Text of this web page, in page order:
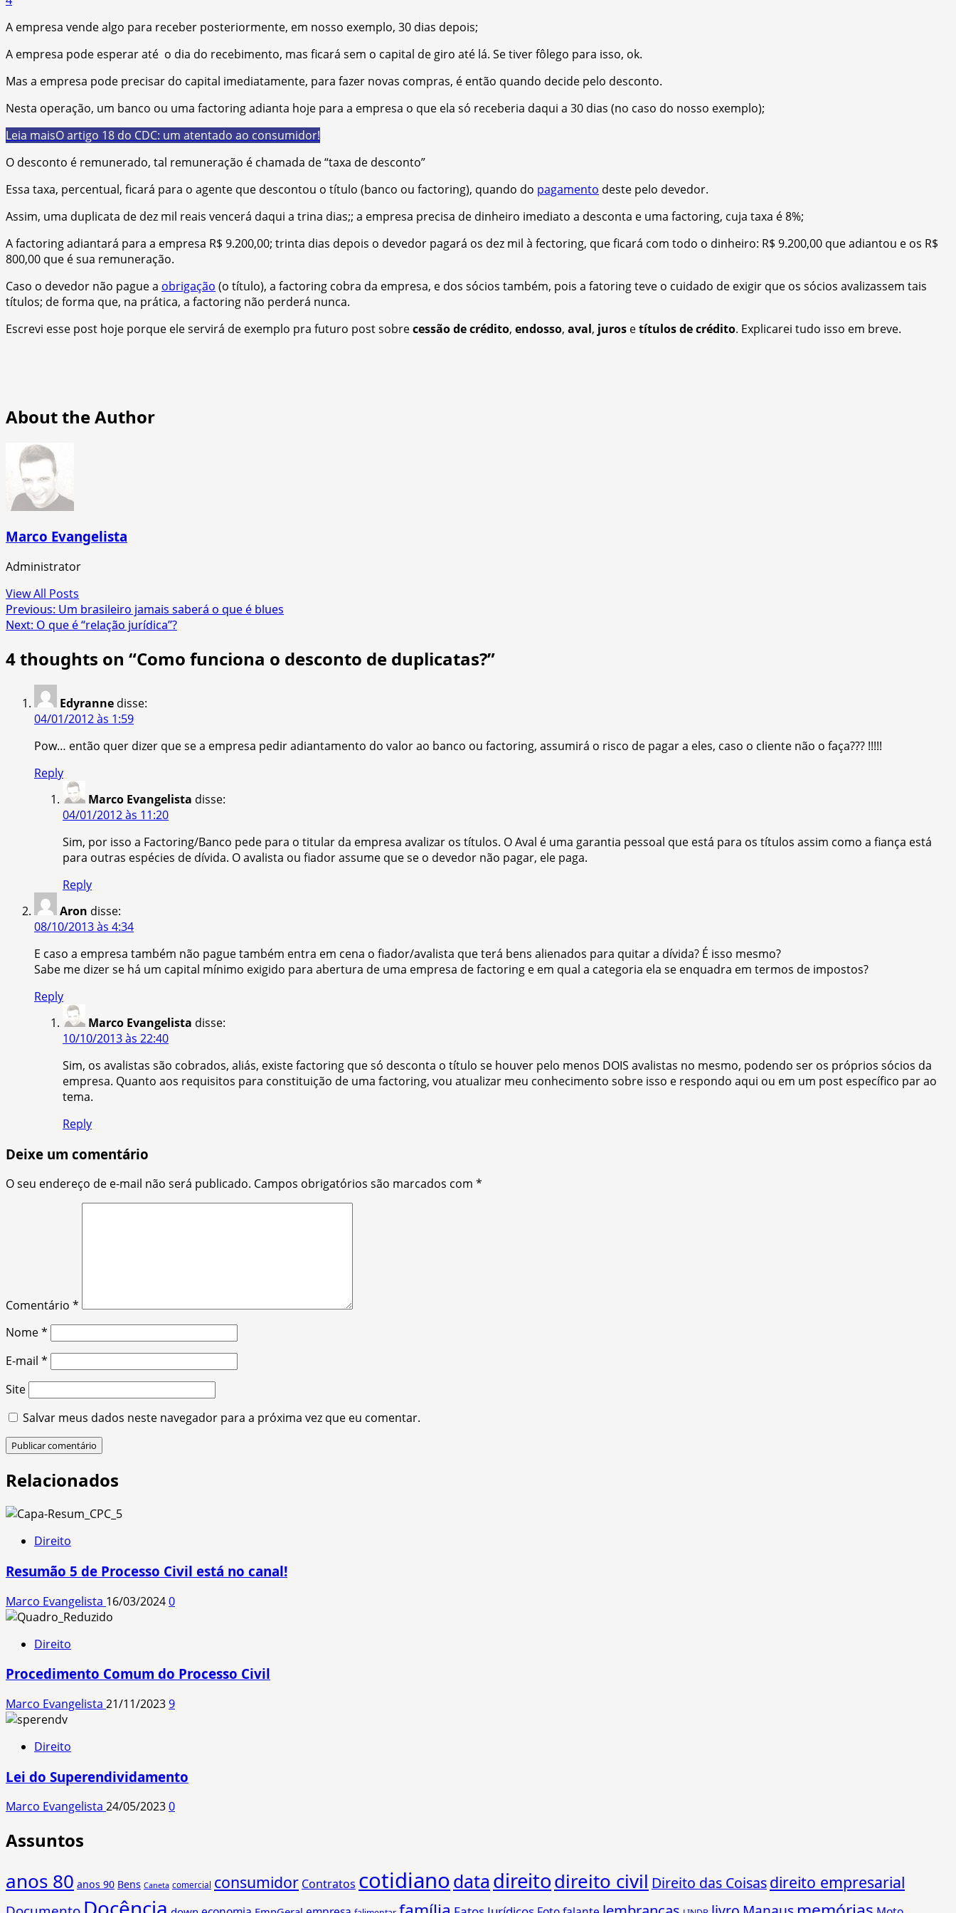
A empresa vende algo para receber posteriormente, em nosso exemplo, 30 dias depois;
A empresa pode esperar até o dia do recebimento, mas ficará sem o capital de giro até lá. Se tiver fôlego para isso, ok.
Mas a empresa pode precisar do capital imediatamente, para fazer novas compras, é então quando decide pelo desconto.
Nesta operação, um banco ou uma factoring adianta hoje para a empresa o que ela só receberia daqui a 30 dias (no caso do nosso exemplo);
Leia maisO artigo 18 do CDC: um atentado ao consumidor!
O desconto é remunerado, tal remuneração é chamada de “taxa de desconto”
Essa taxa, percentual, ficará para o agente que descontou o título (banco ou factoring), quando do pagamento deste pelo devedor.
Assim, uma duplicata de dez mil reais vencerá daqui a trina dias;; a empresa precisa de dinheiro imediato a desconta e uma factoring, cuja taxa é 8%;
A factoring adiantará para a empresa R$ 9.200,00; trinta dias depois o devedor pagará os dez mil à fectoring, que ficará com todo o dinheiro: R$ 9.200,00 que adiantou e os R$
800,00 que é sua remuneração.
Caso o devedor não pague a obrigação (o título), a factoring cobra da empresa, e dos sócios também, pois a fatoring teve o cuidado de exigir que os sócios avalizassem tais
títulos; de forma que, na prática, a factoring não perderá nunca.
Escrevi esse post hoje porque ele servirá de exemplo pra futuro post sobrecessão de crédito, endosso, aval, juros etítulos de crédito. Explicarei tudo isso em breve.
About the Author
Marco Evangelista
Administrator
View All Posts
Post
navigation
Previous: Um brasileiro jamais saberá o que é blues
Next: O que é “relação jurídica”?
4 thoughts on “Como funciona o desconto de duplicatas?”
Edyranne disse:
04/01/2012 às 1:59
Pow… então quer dizer que se a empresa pedir adiantamento do valor ao banco ou factoring, assumirá o risco de pagar a eles, caso o cliente não o faça??? !!!!!
Reply
Marco Evangelista disse:
04/01/2012 às 11:20
Sim, por isso a Factoring/Banco pede para o titular da empresa avalizar os títulos. O Aval é uma garantia pessoal que está para os títulos assim como a fiança está
para outras espécies de dívida. O avalista ou fiador assume que se o devedor não pagar, ele paga.
Reply
Aron disse:
08/10/2013 às 4:34
E caso a empresa também não pague também entra em cena o fiador/avalista que terá bens alienados para quitar a dívida? É isso mesmo?
Sabe me dizer se há um capital mínimo exigido para abertura de uma empresa de factoring e em qual a categoria ela se enquadra em termos de impostos?
Reply
Marco Evangelista disse:
10/10/2013 às 22:40
Sim, os avalistas são cobrados, aliás, existe factoring que só desconta o título se houver pelo menos DOIS avalistas no mesmo, podendo ser os próprios sócios da
empresa. Quanto aos requisitos para constituição de uma factoring, vou atualizar meu conhecimento sobre isso e respondo aqui ou em um post específico par ao
tema.
Reply
Deixe um comentário
O seu endereço de e-mail não será publicado. Campos obrigatórios são marcados com *
Comentário *
Nome*
E-mail *
Site
Salvar meus dados neste navegador para a próxima vez que eu comentar.
Relacionados
Direito
Resumão 5 de Processo Civil está no canal!
Marco Evangelista 16/03/20240
Direito
Procedimento Comum do Processo Civil
Marco Evangelista 21/11/20239
Direito
Lei do Superendividamento
Marco Evangelista 24/05/20230
Assuntos
anos 80 anos 90 Bens Caneta comercial consumidor Contratos cotidianodata direitodireito civil Direito das Coisasdireito empresarial